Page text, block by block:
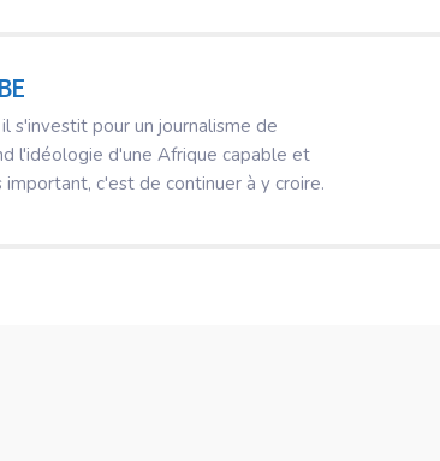
s'investit pour un journalisme de
l'idéologie d'une Afrique capable et
c'est de continuer à y croire.